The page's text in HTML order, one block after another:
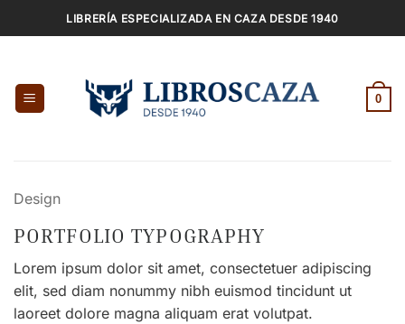
al
LIBRERÍA ESPECIALIZADA EN CAZA DESDE 1940
0
Design
PORTFOLIO TYPOGRAPHY
Lorem ipsum dolor sit amet, consectetuer adipiscing
elit, sed diam nonummy nibh euismod tincidunt ut
laoreet dolore magna aliquam erat volutpat.